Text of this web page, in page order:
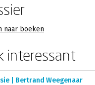
naar boeken
interessant
| Bertrand Weegenaar